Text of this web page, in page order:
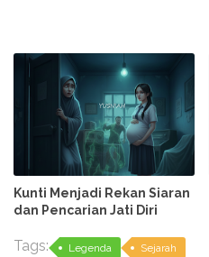
Kunti Menjadi Rekan Siaran
dan Pencarian Jati Diri
Tags: Legenda Sejarah